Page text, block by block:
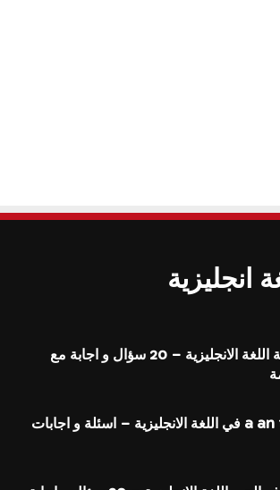
انجليزية
تمارين على ازمنة اللغة الانجليزية – 20 سؤال و اجابة مع
تمارين على a an the في اللغة الانجليزية – اسئلة و اجابات